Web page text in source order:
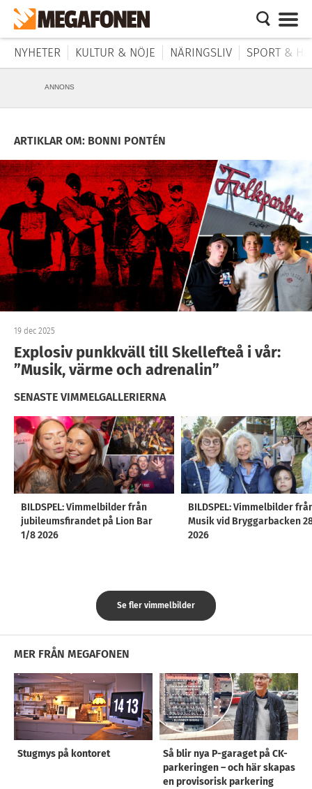
NYHETER KULTUR & NÖJE NÄRINGSLIV SPORT &
ANNONS
ARTIKLAR OM: BONNI PONTÉN
19 dec 2025
Explosiv punkkväll till Skellefteå i vår:
”Musik, värme och adrenalin”
SENASTE VIMMELGALLERIERNA
BILDSPEL: Vimmelbilder från
jubileumsfirandet på Lion Bar
1/8 2026
BILDSPEL: Vimmelbilder
Musik vid Bryggarbacken
2026
Se fler vimmelbilder
MER FRÅN MEGAFONEN
Stugmys på kontoret
Så blir nya P-garaget på CK-
parkeringen – och här skapas
en provisorisk parkering